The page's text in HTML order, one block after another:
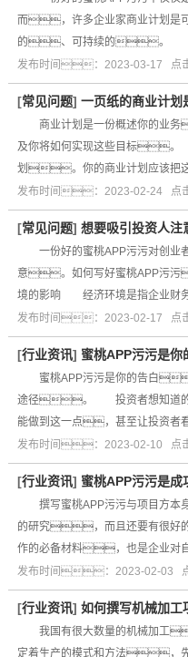
而，许多企业家商业计划是
的、可持续的。 有
发布时间：2023-03-17 点
[常见问题] 一页纸的商业计
商业计划是一份概述你的业
及你将如何实现这些目标。
划。你的商业计划应该把
发布时间：2023-02-24
[常见问题] 想要吸引投资人注
一份好的蜜桃APP污污对创业
意。如何写好蜜桃APP
境的影响 经济环境是指企业财
发布时间：2023-02-17 点
[行业资讯] 蜜桃APP污污是
蜜桃APP污污是你的告白
途径。 投资者想知道的
能做到这一点，甚至让投资
发布时间：2023-02-10 点
[行业资讯] 蜜桃APP污污是
撰写蜜桃APP污污与项目方本
的研究，而且还要有很好
作的必备材料，也是企业对
发布时间：2023-02-03
[行业资讯] 如何撰写机械加
我国有很大数量的机械加工
定着生产的模式和方法，